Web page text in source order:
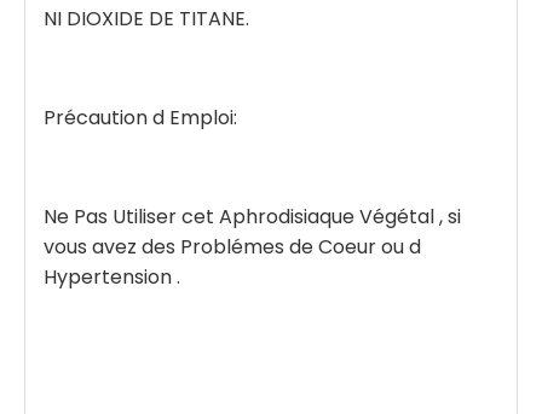
NI DIOXIDE DE TITANE.
Précaution d Emploi:
Ne Pas Utiliser cet Aphrodisiaque Végétal , si
vous avez des Problémes de Coeur ou d
Hypertension .